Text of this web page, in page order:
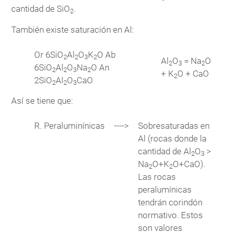
cantidad de SiO2.
También existe saturación en Al:
Or 6SiO2Al2O3K2O Ab
6SiO2Al2O3Na2O An
2SiO2Al2O3CaO
Al2O3= Na2O
+ K2O + CaO
Así se tiene que:
R. Peraluminínicas ---->
Sobresaturadas en
Al (rocas donde la
cantidad de Al2O3>
Na2O+K2O+CaO).
Las rocas
peralumínicas
tendrán corindón
normativo. Estos
son valores